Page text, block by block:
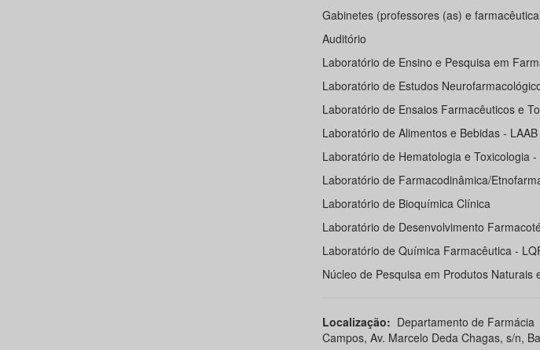
Gabinetes (professores (as) e
Auditório
Laboratório de Ensino e Pesquisa em
Laboratório de Estudos
Laboratório de Ensaios Farmacêuticos e
Laboratório de Alimentos e Bebidas - LAAB
Laboratório de Hematologia e Toxicologia -
Laboratório de Farmacodinâmica/
Laboratório de Bioquímica Clínica
Laboratório de Desenvolvimento
Laboratório de Química Farmacêutica -
Núcleo de Pesquisa em Produtos Naturais
Localização: Departamento de
Campos, Av. Marcelo Deda Chagas, s/n,